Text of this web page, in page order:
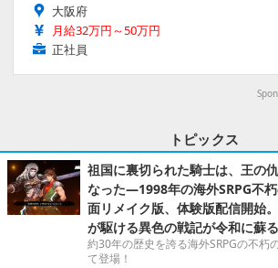
大阪府
月給32万円～50万円
正社員
トピックス
祖国に裏切られた騎士は、王の
なった―1998年の海外SRPG不
面リメイク版、体験版配信開始
が駆ける異色の戦記が令和に蘇る
約30年の歴史を誇る海外SRPGの不朽
て登場！